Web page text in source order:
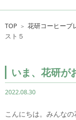
TOP ＞ 花研コーヒーブ
スト５
いま、花研が
2022.08.30
こんにちは。みんなの